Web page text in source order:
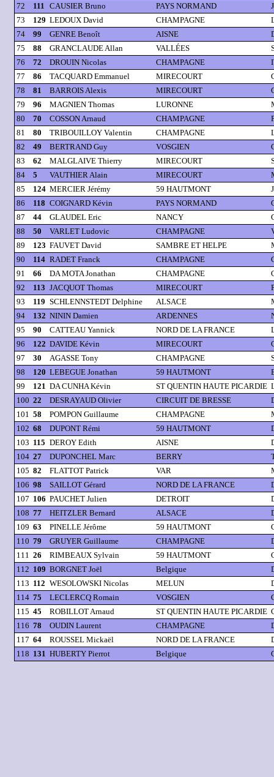
72
111 CAUSIER Bruno PAYS NORMAND
73
129 LEDOUX David CHAMPAGNE
74
99 GENRE Benoît AISNE
75
88 GRANCLAUDE Allan VALLÉES
76
72 DROUIN Nicolas CHAMPAGNE
77
86 TACQUARD Emmanuel MIRECOURT
78
81 BARROIS Alexis MIRECOURT
79
96 MAGNIEN Thomas LURONNE
80
70 COSSON Arnaud CHAMPAGNE
81
80 TRIBOUILLOY Valentin CHAMPAGNE
82
49 BERTRAND Guy VOSGIEN
83
62 MALGLAIVE Thierry MIRECOURT
84
5 VAUTHIER Alain MIRECOURT
85
124 MERCIER Jérémy 59 HAUTMONT
86
118 COIGNARD Kévin PAYS NORMAND
87
44 GLAUDEL Eric NANCY
88
50 VARLET Ludovic CHAMPAGNE
89
123 FAUVET David SAMBRE ET HELPE
90
114 RADET Franck CHAMPAGNE
91
66 DA MOTA Jonathan CHAMPAGNE
92
113 JACQUOT Thomas MIRECOURT
93
119 SCHLENNSTEDT Delphine ALSACE
94
132 NININ Damien ARDENNES
95
90 CATTEAU Yannick NORD DE LA FRANCE
96
122 DAVIDE Kévin MIRECOURT
97
30 AGASSE Tony CHAMPAGNE
98
120 LEBEGUE Jonathan 59 HAUTMONT
99
121 DA CUNHA Kévin ST QUENTIN HAUTE PICARDIE
100 22 DESRAYAUD Olivier CIRCUIT DE BRESSE
101 58 POMPON Guillaume CHAMPAGNE
102 68 DUPONT Rémi 59 HAUTMONT
103 115 DEROY Edith AISNE
104 27 DUPONCHEL Marc BERRY
105 82 FLATTOT Patrick VAR
106 98 SAILLOT Gérard NORD DE LA FRANCE
107 106 PAUCHET Julien DETROIT
108 77 HEITZLER Bernard ALSACE
109 63 PINELLE Jérôme 59 HAUTMONT
110 79 GRUYER Guillaume CHAMPAGNE
111 26 RIMBEAUX Sylvain 59 HAUTMONT
112 109 BORGNET Joël Belgique
113 112 WESOLOWSKI Nicolas MELUN
114 75 LECLERCQ Romain VOSGIEN
115 45 ROBILLOT Arnaud ST QUENTIN HAUTE PICARDIE
116 78 OUDIN Laurent CHAMPAGNE
117 64 ROUSSEL Mickaël NORD DE LA FRANCE
118 131 HUBERTY Pierrot Belgique